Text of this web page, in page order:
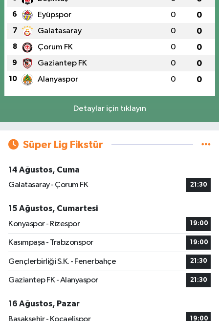
6 Eyüpspor 0 0
7 Galatasaray 0 0
8 Çorum FK 0 0
9 Gaziantep FK 0 0
10 Alanyaspor 0 0
Detaylar için tıklayın
Süper Lig Fikstür
14 Ağustos, Cuma
Galatasaray - Çorum FK
21:30
15 Ağustos, Cumartesi
Konyaspor - Rizespor
19:00
Kasımpaşa - Trabzonspor 19:00
Gençlerbirliği S.K. - Fenerbahçe 21:30
Gaziantep FK - Alanyaspor 21:30
16 Ağustos, Pazar
Başakşehir - Kocaelispor
19:00